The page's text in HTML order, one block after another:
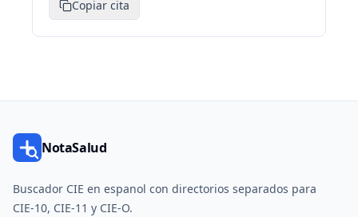
Copiar cita
NotaSalud
Buscador CIE en espanol con directorios separados para
CIE-10, CIE-11 y CIE-O.